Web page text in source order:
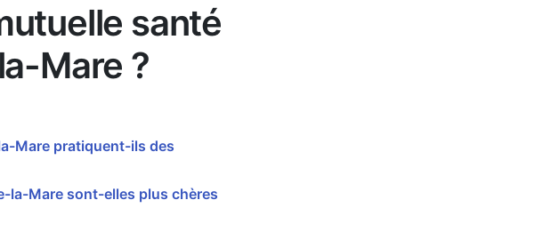
santé
Mare ?
Mare pratiquent-ils des
la-Mare sont-elles plus chères